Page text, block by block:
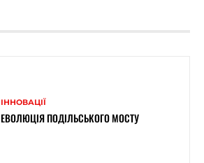
ІННОВАЦІЇ
ЕВОЛЮЦІЯ ПОДІЛЬСЬКОГО МОСТУ